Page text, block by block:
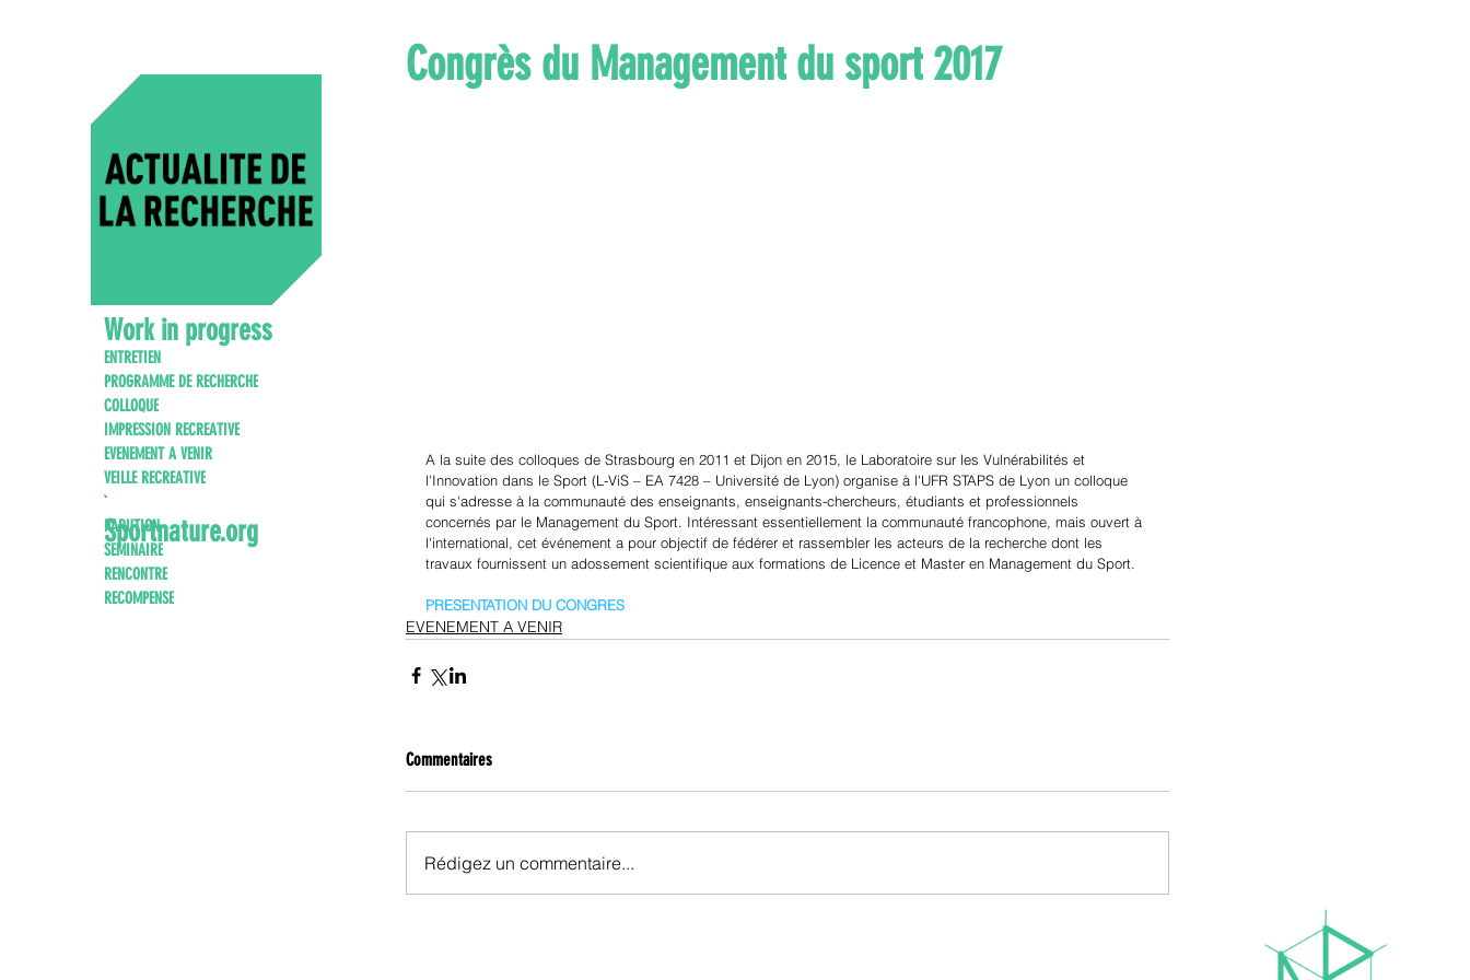
Sportnature.org
Work in progress
ENTRETIEN
PROGRAMME DE RECHERCHE
COLLOQUE
IMPRESSION RECREATIVE
EVENEMENT A VENIR
VEILLE RECREATIVE
`
PARUTION
SEMINAIRE
RENCONTRE
RECOMPENSE
Congrès du Management du sport 2017
A la suite des colloques de Strasbourg en 2011 et Dijon en 2015, le Laboratoire sur les Vulnérabilités et
l'Innovation dans le Sport (L-ViS – EA 7428 – Université de Lyon) organise à l'UFR STAPS de Lyon un colloque
qui s'adresse à la communauté des enseignants, enseignants-chercheurs, étudiants et professionnels
concernés par le Management du Sport. Intéressant essentiellement la communauté francophone, mais ouvert à
l'international, cet événement a pour objectif de fédérer et rassembler les acteurs de la recherche dont les
travaux fournissent un adossement scientifique aux formations de Licence et Master en Management du Sport.
PRESENTATION DU CONGRES
EVENEMENT A VENIR
Commentaires
Rédigez un commentaire...